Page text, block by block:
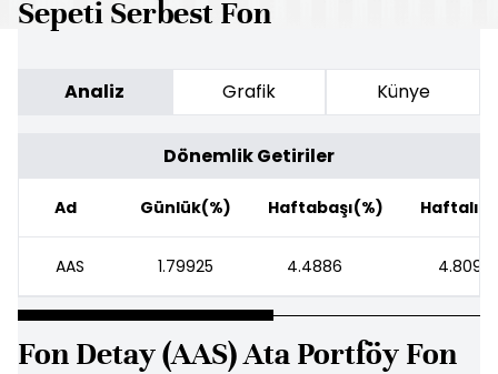
Sepeti Serbest Fon
Analiz Grafik Künye
Dönemlik Getiriler
Ad Günlük(%) Haftabaşı(%)
AAS 1.79925 4.4886
Fon Detay (AAS) Ata Portföy Fon